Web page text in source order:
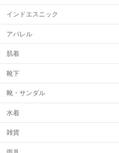
インドエスニック
アパレル
肌着
靴下
靴・サンダル
水着
雑貨